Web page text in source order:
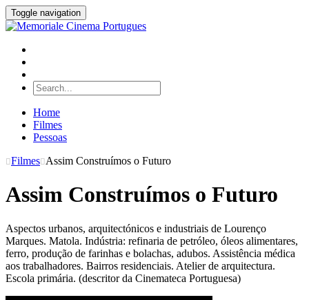
Toggle navigation
Home
Filmes
Pessoas
Filmes Assim Construímos o Futuro
Assim Construímos o Futuro
Aspectos urbanos, arquitectónicos e industriais de Lourenço
Marques. Matola. Indústria: refinaria de petróleo, óleos alimentares,
ferro, produção de farinhas e bolachas, adubos. Assistência médica
aos trabalhadores. Bairros residenciais. Atelier de arquitectura.
Escola primária. (descritor da Cinemateca Portuguesa)